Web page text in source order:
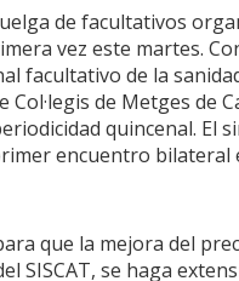
de facultativos
vez este martes.
facultativo de la
de Metges de
quincenal. El
encuentro bilateral
que la mejora del
SISCAT, se haga